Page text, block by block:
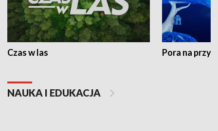
Czas w las Pora na
NAUKA I EDUKACJA